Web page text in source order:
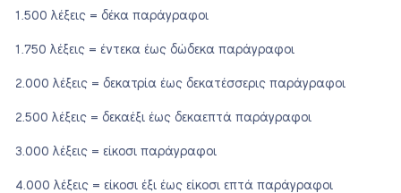
1.500 λέξεις = δέκα παράγραφοι
1.750 λέξεις = έντεκα έως δώδεκα παράγραφοι
2.000 λέξεις = δεκατρία έως δεκατέσσερις παράγραφοι
2.500 λέξεις = δεκαέξι έως δεκαεπτά παράγραφοι
3.000 λέξεις = είκοσι παράγραφοι
4.000 λέξεις = είκοσι έξι έως είκοσι επτά παράγραφοι